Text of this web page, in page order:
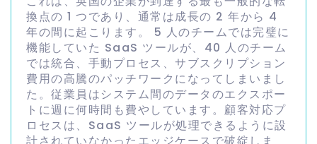
換点の 1 つであり、通常は成長の 2 年から 4
年の間に起こります。 5 人のチームでは完璧に
機能していた SaaS ツールが、40 人のチーム
では統合、手動プロセス、サブスクリプション
費用の高騰のパッチワークになってしまいまし
た。従業員はシステム間のデータのエクスポー
トに週に何時間も費やしています。顧客対応プ
ロセスは、SaaS ツールが処理できるように設
計されていなかったエッジケースで破綻しま